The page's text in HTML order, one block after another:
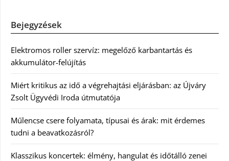
Bejegyzések
Elektromos roller szervíz: megelőző karbantartás és
akkumulátor-felújítás
Miért kritikus az idő a végrehajtási eljárásban: az Újváry
Zsolt Ügyvédi Iroda útmutatója
Műlencse csere folyamata, típusai és árak: mit érdemes
tudni a beavatkozásról?
Klasszikus koncertek: élmény, hangulat és időtálló zenei